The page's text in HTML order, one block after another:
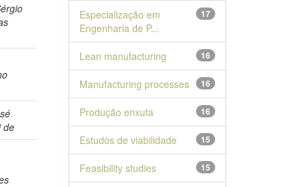
de
17
Especialização em
Engenharia de P...
16
Lean manufacturing
16
Manufacturing processes
16
Produção enxuta
15
Estudos de viabilidade
15
Feasibility studies